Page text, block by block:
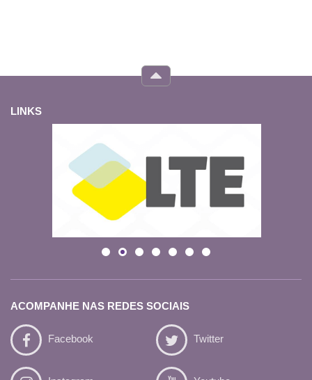
LINKS
ACOMPANHE NAS REDES SOCIAIS
Facebook Twitter